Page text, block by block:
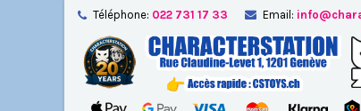
Téléphone: 022 731 17 33 Email: